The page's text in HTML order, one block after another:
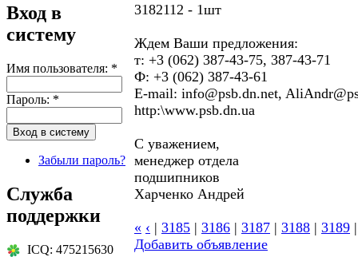
Вход в
систему
Имя пользователя: *
Пароль: *
Забыли пароль?
Служба
поддержки
ICQ: 475215630
3182112 - 1шт
Ждем Ваши предложения:
т: +3 (062) 387-43-75, 387-43-71
Ф: +3 (062) 387-43-61
E-mail: info@psb.dn.net,
http:\www.psb.dn.ua
С уважением,
менеджер отдела
подшипников
Харченко Андрей
« ‹ | 3185 | 3186 | 3187 | 3188 | 3189
Добавить объявление